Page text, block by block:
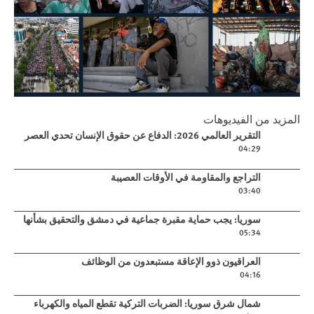
Play
الإنسان تحدي العصر
المزيد من الفيديوهات
Play videoالتقرير العالمي 2026: الدفاع عن حقوق الإنسان تحدي العصر
04:29
Play videoالتراجع والمقاومة في الأوقات العصيبة
03:40
Play videoسوريا: يجب حماية مقبرة جماعية في دمشق والتحقيق بشأنها
05:34
Play videoالعراقيون ذوو الإعاقة مستبعدون من الوظائف
04:16
Play videoشمال شرق سوريا: الضربات التركية تقطع المياه والكهرباء